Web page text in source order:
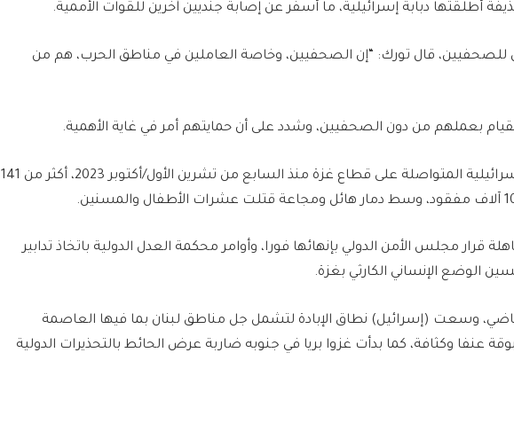
أطلقتها دبابة إسرائيلية، ما أسفر عن إصابة جنديين آخرين للقوات الأممية.
للصحفيين، قال تورك: “إن الصحفيين، وخاصة العاملين في مناطق الحرب، هم من
بعملهم من دون الصحفيين، وشدد على أن حمايتهم أمر في غاية الأهمية.
وخلفت حرب الإبادة الجماعية الإسرائيلية المتواصلة على قطاع غزة منذ السابع من تشرين الأول/أكتوبر 2023، أكثر من 141
قرار مجلس الأمن الدولي بإنهائها فورا، وأوامر محكمة العدل الدولية باتخاذ تدابير
الوضع الإنساني الكارثي بغزة.
سبتمبر الماضي، وسعت (إسرائيل) نطاق الإبادة لتشمل جل مناطق لبنان بما فيها العاصمة
عنفا وكثافة، كما بدأت غزوا بريا في جنوبه ضاربة عرض الحائط بالتحذيرات الدولية